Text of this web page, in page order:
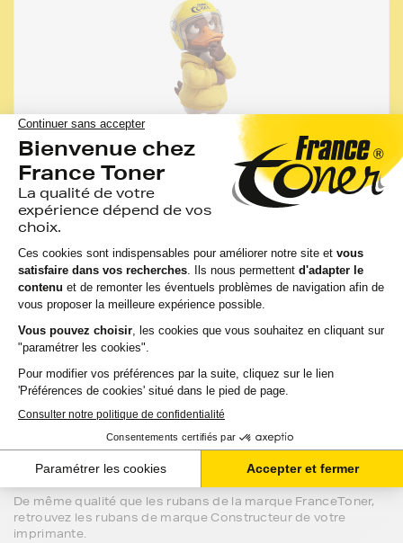
Les conseils de FranceToner
Vous pourriez économiser jusqu'à -50% avec les
cartouches, rubans et accessoires compatibles
France Toner.
Toutes nos cartouches d'encre FranceToner sont
100% compatibles avec votre imprimante,
sélectionnées pour la qualité de l'encre et garanties
2 ans. 80% de nos clients choisissent ces
cartouches.
Les rubansConstructeurpour votre
imprimante LEXMARK 2380
De même qualité que les rubans de la marque FranceToner,
retrouvez les rubans de marque Constructeur de votre
imprimante.